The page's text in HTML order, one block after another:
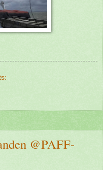
@PAFF-